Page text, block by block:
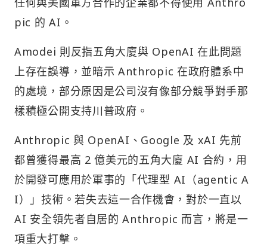
pic 的 AI。
Amodei 則反指五角大廈與 OpenAI 在此問題
上存在誤導，並暗示 Anthropic 在政府體系中
的處境，部分原因是公司沒有像部分競爭對手那
樣積極公開支持川普政府。
Anthropic 與 OpenAI、Google 及 xAI 先前
都曾獲得最高 2 億美元的五角大廈 AI 合約，用
於開發可應用於軍事的「代理型 AI（agentic A
I）」技術。若失去這一合作機會，對於一直以
AI 安全領先者自居的 Anthropic 而言，將是一
項重大打擊。